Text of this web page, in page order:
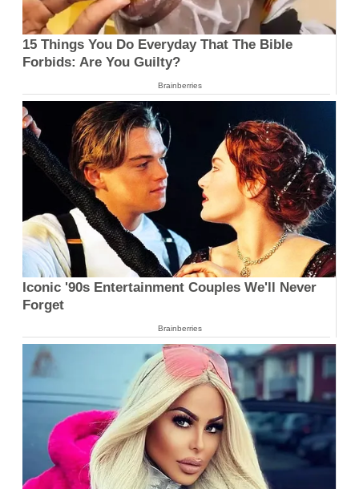
15 Things You Do Everyday That The Bible
Forbids: Are You Guilty?
Brainberries
Iconic '90s Entertainment Couples We'll Never
Forget
Brainberries